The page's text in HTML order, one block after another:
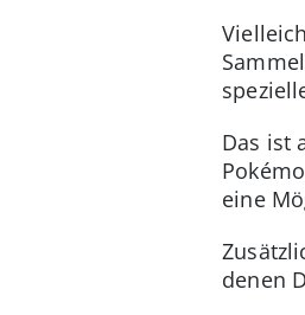
Das ist
eine
denen